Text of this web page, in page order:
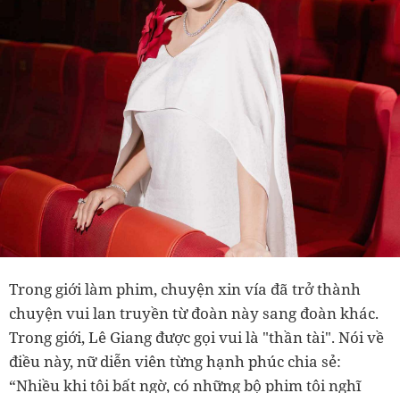
Trong giới làm phim, chuyện xin vía đã trở thành
chuyện vui lan truyền từ đoàn này sang đoàn khác.
Trong giới,Lê Giang được gọi vui là "thần tài". Nói về
điều này, nữ diễn viên từng hạnh phúc chia sẻ:
“Nhiều khi tôi bất ngờ, có những bộ phim tôi nghĩ